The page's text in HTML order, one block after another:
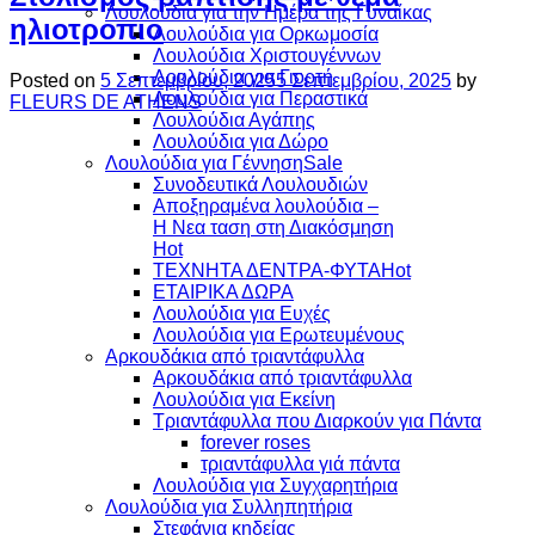
Λουλούδια για την Ημέρα της Γυναίκας
Λουλούδια για Ορκωμοσία
Λουλούδια Χριστουγέννων
Λουλούδια για Γιορτή
Λουλούδια για Περαστικά
Λουλούδια Αγάπης
Λουλούδια για Δώρο
Λουλούδια για Γέννηση
Συνοδευτικά Λουλουδιών
Αποξηραμένα λουλούδια –
Η Νεα ταση στη Διακόσμηση
ΤΕΧΝΗΤΑ ΔΕΝΤΡΑ-ΦΥΤΑ
ΕΤΑΙΡΙΚΑ ΔΩΡΑ
Λουλούδια για Ευχές
Λουλούδια για Ερωτευμένους
Aρκουδάκια από τριαντάφυλλα
Aρκουδάκια από τριαντάφυλλα
Λουλούδια για Εκείνη
Τριαντάφυλλα που Διαρκούν για Πάντα
forever roses
τριαντάφυλλα γιά πάντα
Λουλούδια για Συγχαρητήρια
Λουλούδια για Συλληπητήρια
Στεφάνια κηδείας
ηλιοτροπιο
Posted on 5 Σεπτεμβρίου, 20255 Σεπτεμβρίου, 2025 by
FLEURS DE ATHENS